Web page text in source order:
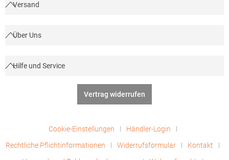
Versand
Über Uns
Hilfe und Service
Vertrag widerrufen
Cookie-Einstellungen
Händler-Login
Rechtliche Pflichtinformationen
Widerrufsformular
Kontakt